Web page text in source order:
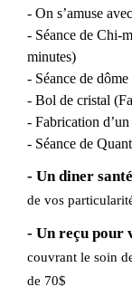
- On s’amuse
- Séance de Chi-
minutes)
- Séance de
- Bol de cristal
- Fabrication
- Séance de
- Un diner
de vos
- Un reçu pour
couvrant le soin
de 70$